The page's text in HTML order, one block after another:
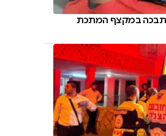
במקצף המתכת